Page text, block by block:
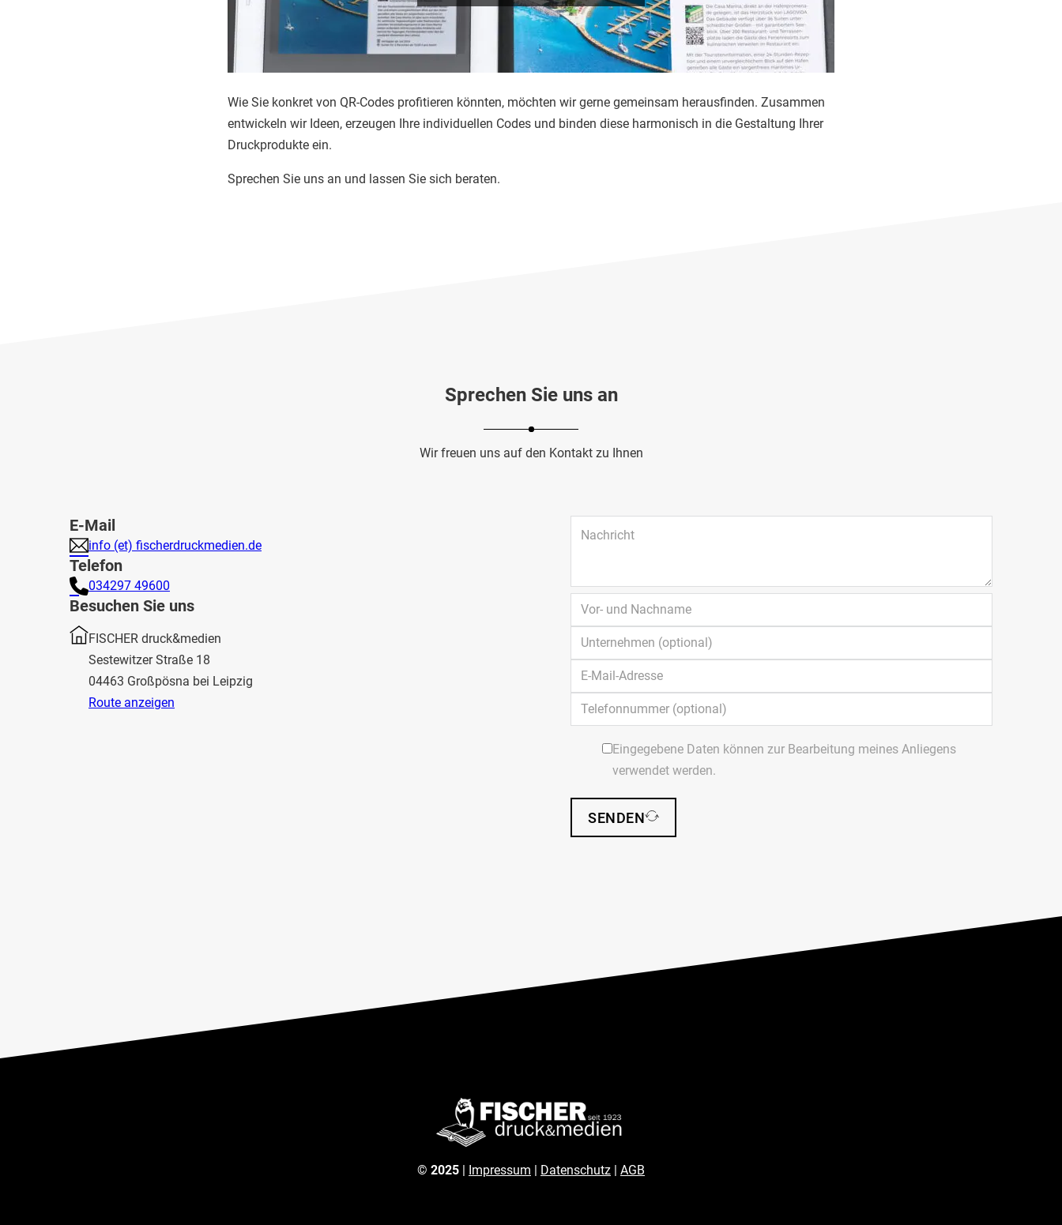
Wie Sie konkret von QR-Codes profitieren könnten, möchten wir gerne gemeinsam herausfinden. Zusammen
entwickeln wir Ideen, erzeugen Ihre individuellen Codes und binden diese harmonisch in die Gestaltung Ihrer
Druckprodukte ein.
Sprechen Sie uns an und lassen Sie sich beraten.
Sprechen Sie uns an
Wir freuen uns auf den Kontakt zu Ihnen
E-Mail
info (et) fischerdruckmedien.de
Telefon
034297 49600
Besuchen Sie uns
FISCHER druck&medien
Sestewitzer Straße 18
04463 Großpösna bei Leipzig
Route anzeigen
Eingegebene Daten können zur Bearbeitung meines Anliegens
verwendet werden.
SENDEN
© 2025 Impressum Datenschutz AGB